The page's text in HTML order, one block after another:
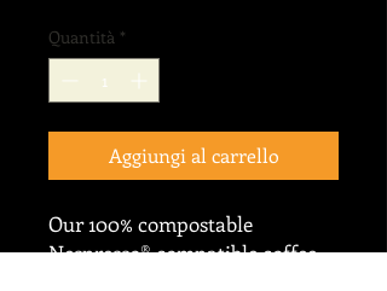
Quantità *
Aggiungi al carrello
Our 100% compostable
Nespresso® compatible coffee